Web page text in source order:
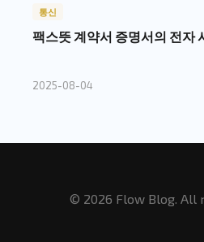
통신
팩스뜻 계약서 증명서의 전자
2025-08-04
© 2026 Flow Blog. All